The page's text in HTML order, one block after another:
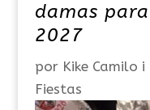
damas
2027
por Kike Camilo i
Fiestas